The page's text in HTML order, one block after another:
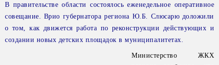
В правительстве области состоялось еженедельное оперативное
совещание. Врио губернатора региона Ю.Б. Слюсарю доложили
о том, как движется работа по реконструкции действующих и
создании новых детских площадок в муниципалитетах.
Министерство ЖКХ